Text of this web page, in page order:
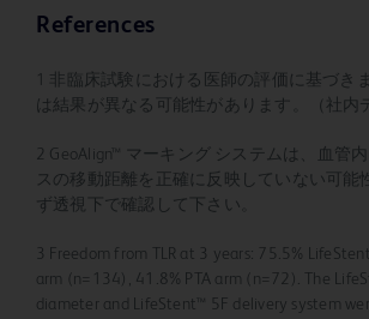
References
1 非臨床試験における医師の評価に基づき
は結果が異なる可能性があります。（社内
2 GeoAlign™ マーキング システムは、血管
スの移動距離を正確に反映していない可能
ず透視下で確認して下さい。
3 Freedom from TLR at 3 years: 75.5%
arm (n=134), 41.8% PTA arm (n=72). The
diameter and LifeStent™ 5F delivery system